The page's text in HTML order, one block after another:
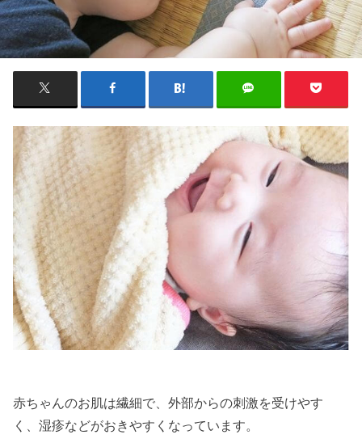
赤ちゃんのお肌は繊細で、外部からの刺激を受けやす
く、湿疹などがおきやすくなっています。